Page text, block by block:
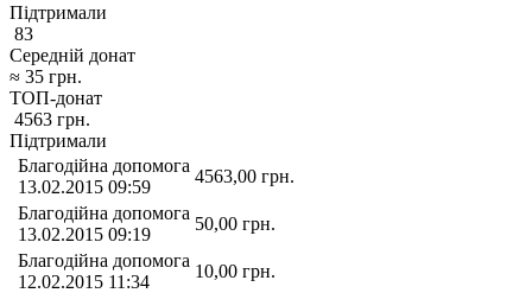
Підтримали
83
Середній донат
≈ 35 грн.
ТОП-донат
4563 грн.
Підтримали
Благодійна допомога
13.02.2015 09:59
4563,00 грн.
Благодійна допомога
13.02.2015 09:19
50,00 грн.
Благодійна допомога
12.02.2015 11:34
10,00 грн.